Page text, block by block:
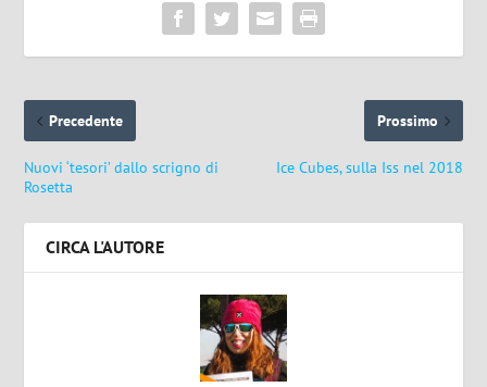
Precedente
Nuovi ‘tesori’ dallo scrigno di
Rosetta
Prossimo
Ice Cubes, sulla Iss nel 2018
CIRCA L'AUTORE